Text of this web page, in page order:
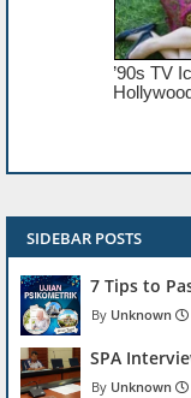
SIDEBAR POSTS
7 Tips to
Unknown
SPA
Unknown